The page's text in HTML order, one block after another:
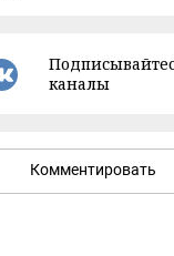
каналы
Комментировать